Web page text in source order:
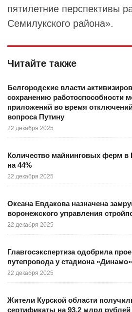
пятилетние перспективы
Семилукского района».
Читайте также
Белгородские власти
сохранению работоспособности
приложений во время
вопроса Путину
22 декабря 2025
Количество майнинговых ферм в
на 44%
22 декабря 2025
Оксана Евдакова назначена
воронежского управления
22 декабря 2025
Главгосэкспертиза одобрила
путепровода у стадиона
22 декабря 2025
Жители Курской области
сертификаты на 93,2 млрд рублей